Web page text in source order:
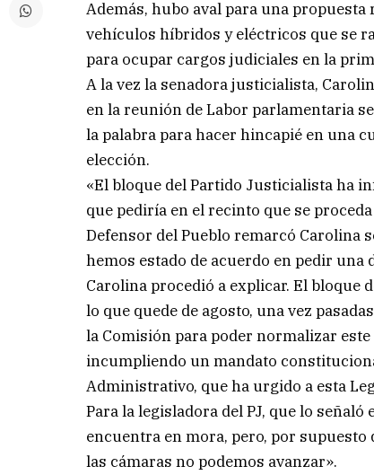
Además, hubo aval para una
vehículos híbridos y eléctricos que se
para ocupar cargos judiciales en la
A la vez la senadora justicialista,
en la reunión de Labor parlamentaria
la palabra para hacer hincapié en una
elección.
«El bloque del Partido Justicialista ha
que pediría en el recinto que se
Defensor del Pueblo remarcó Carolina
hemos estado de acuerdo en pedir una
Carolina procedió a explicar. El bloque
lo que quede de agosto, una vez
la Comisión para poder normalizar
incumpliendo un mandato
Administrativo, que ha urgido a esta
Para la legisladora del PJ, que lo
encuentra en mora, pero, por supuesto
las cámaras no podemos avanzar».